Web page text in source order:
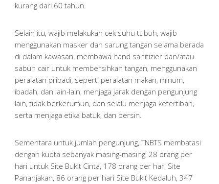
kurang dari 60 tahun.
Selain itu, wajib melakukan cek suhu tubuh, wajib
menggunakan masker dan sarung tangan selama berada
di dalam kawasan, membawa hand sanitizier dan/atau
sabun cair untuk membersihkan tangan, menggunakan
peralatan pribadi, seperti peralatan makan, minum,
ibadah, dan lain-lain, menjaga jarak dengan pengunjung
lain, tidak berkerumun, dan selalu menjaga ketertiban,
serta menjaga etika batuk, dan bersin.
Sementara untuk jumlah pengunjung, TNBTS membatasi
dengan kuota sebanyak masing-masing, 28 orang per
hari untuk Site Bukit Cinta, 178 orang per hari Site
Pananjakan, 86 orang per hari Site Bukit Kedaluh, 347